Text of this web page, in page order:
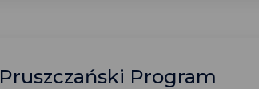
Program